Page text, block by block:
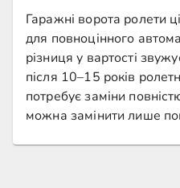
Гаражні ворота ролети
для повноцінного
різниця у вартості
після 10–15 років
потребує заміни
можна замінити лише